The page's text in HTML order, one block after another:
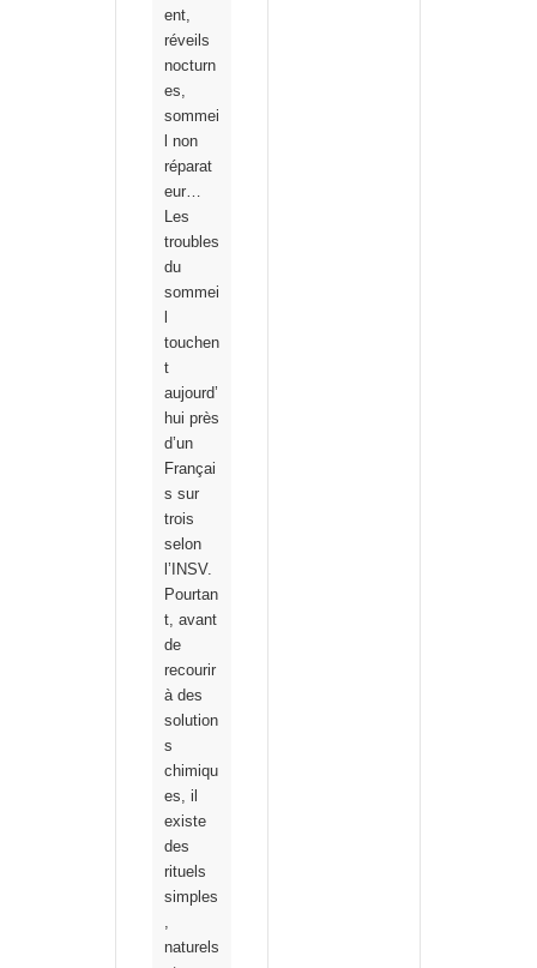
ent,
réveils
nocturn
es,
sommei
l non
réparat
eur…
Les
troubles
du
sommei
l
touchen
t
aujourd’
hui près
d’un
Françai
s sur
trois
selon
l’INSV.
Pourtan
t, avant
de
recourir
à des
solution
s
chimiqu
es, il
existe
des
rituels
simples
naturels